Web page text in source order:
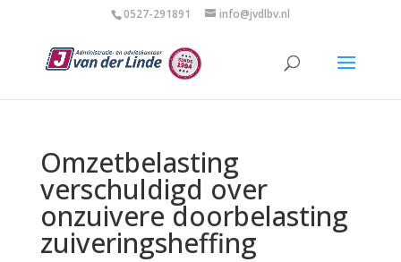
0527-291891 info@jvdlbv.nl
Omzetbelasting
verschuldigd over
onzuivere doorbelasting
zuiveringsheffing